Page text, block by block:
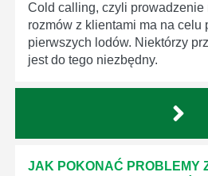
Cold calling, czyli
rozmów z klientami ma na celu
pierwszych lodów. Niektórzy
jest do tego niezbędny.
JAK POKONAĆ PROBLEMY